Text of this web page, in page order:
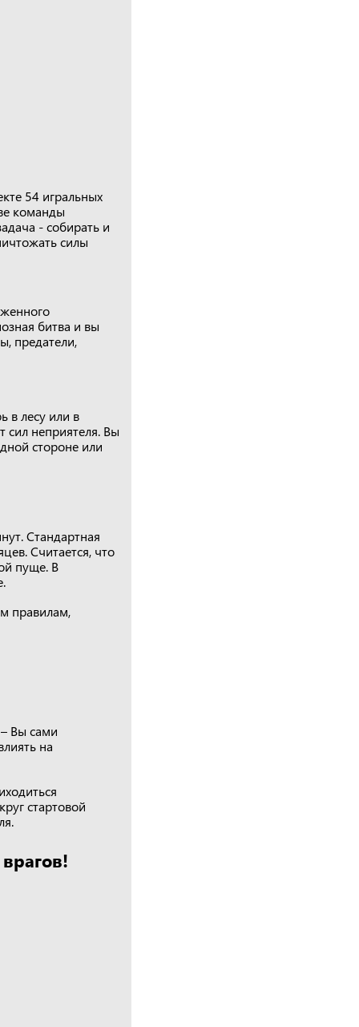
54 игральных
команды
- собирать и
силы
битва и вы
предатели,
в лесу или в
сил неприятеля. Вы
стороне или
Стандартная
Считается, что
пуще. В
правилам,
Вы сами
на
стартовой